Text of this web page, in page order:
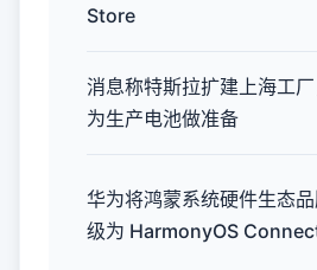
Store
消息称特斯拉扩建上海工厂
为生产电池做准备
华为将鸿蒙系统硬件生态
级为 HarmonyOS